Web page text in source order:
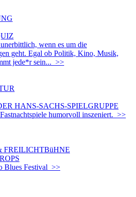
wenn es um die
geht. Egal ob Politik, Kino, Musik,
jede*r sein... >>
HANS-SACHS-SPIELGRUPPE
humorvoll inszeniert. >>
FREILICHTBüHNE
Blues Festival >>